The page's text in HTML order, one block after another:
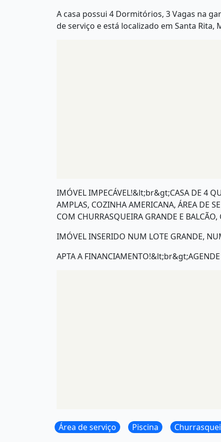
A casa possui 4 Dormitórios, 3 Vagas na
de serviço e está localizado em Santa Rita,
IMÓVEL IMPECÁVEL!&lt;br&gt;CASA DE 4
AMPLAS, COZINHA AMERICANA, ÁREA DE
COM CHURRASQUEIRA GRANDE E
IMÓVEL INSERIDO NUM LOTE GRANDE,
APTA A
Área de serviço Piscina